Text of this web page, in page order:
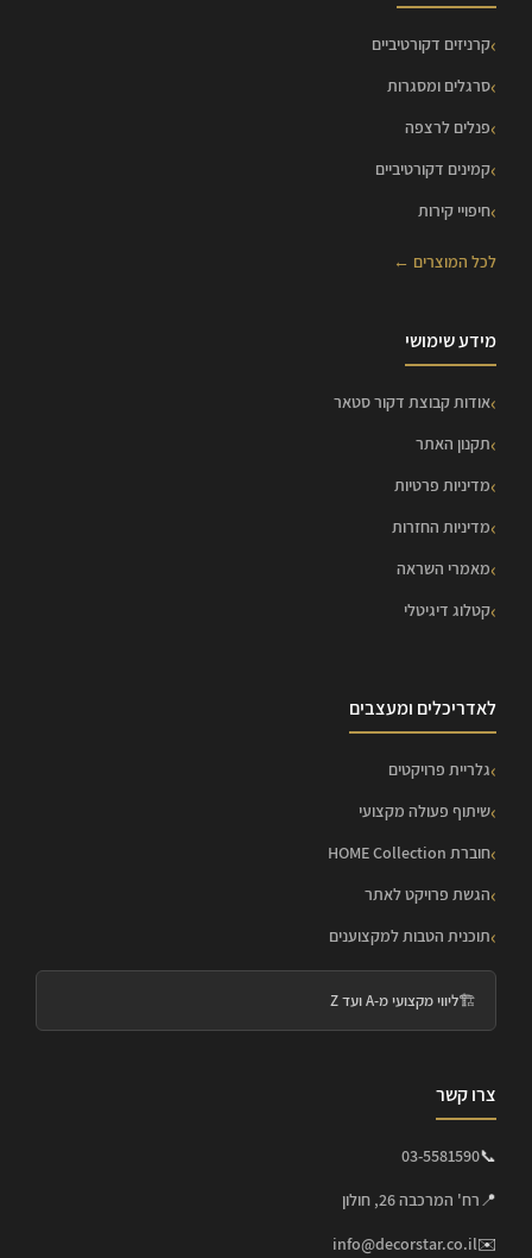
קרניזים דקורטיביים
סרגלים ומסגרות
פנלים לרצפה
קמינים דקורטיביים
חיפויי קירות
לכל המוצרים ←
מידע שימושי
אודות קבוצת דקור סטאר
תקנון האתר
מדיניות פרטיות
מדיניות החזרות
מאמרי השראה
קטלוג דיגיטלי
לאדריכלים ומעצבים
גלריית פרויקטים
שיתוף פעולה מקצועי
חוברת HOME Collection
הגשת פרויקט לאתר
תוכנית הטבות למקצוענים
🏗️ליווי מקצועי מ-A ועד Z
צרו קשר
📞
03-5581590
📍רח' המרכבה 26, חולון
✉️
info@decorstar.co.il